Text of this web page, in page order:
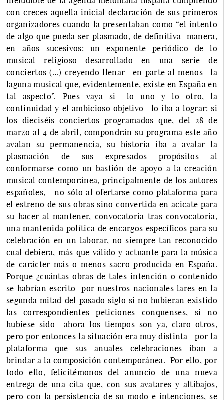
con creces aquella inicial declaración de sus primeros
organizadores cuando la presentaban como “el intento
de algo que pueda ser plasmado, de definitiva manera,
en años sucesivos: un exponente periódico de lo
musical religioso desarrollado en una serie de
conciertos (…) creyendo llenar –en parte al menos– la
laguna musical que, evidentemente, existe en España en
tal aspecto”. Pues vaya si –lo uno y lo otro, la
continuidad y el ambicioso objetivo– lo iba a lograr: si
los dieciséis conciertos programados que, del 28 de
marzo al 4 de abril, compondrán su programa este año
avalan su permanencia, su historia iba a avalar la
plasmación de sus expresados propósitos al
conformarse como un bastión de apoyo a la creación
musical contemporánea, principalmente de los autores
españoles, no sólo al ofertarse como plataforma para
el estreno de sus obras sino convertida en acicate para
su hacer al mantener, convocatoria tras convocatoria,
una mantenida política de encargos específicos para su
celebración en un laborar, no siempre tan reconocido
cual debiera, más que válido y actuante para la música
de carácter más o menos sacro producida en España.
Porque ¿cuántas obras de tales intención o contenido
se habrían escrito por nuestros nacionales lares en la
segunda mitad del pasado siglo si no hubieran existido
las correspondientes peticiones conquenses, si no
hubiese sido –ahora los tiempos son ya, claro otros,
pero por entonces la situación era muy distinta– por la
plataforma que sus anuales celebraciones iban a
brindar a la composición contemporánea. Por ello, por
todo ello, felicitémonos del anuncio de una nueva
entrega de una cita que, con sus avatares y altibajos,
pero con la persistencia de su modo e intenciones, se